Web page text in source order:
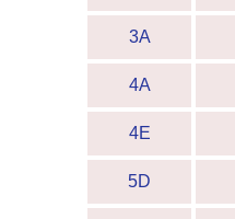
3A
4A
4E
5D